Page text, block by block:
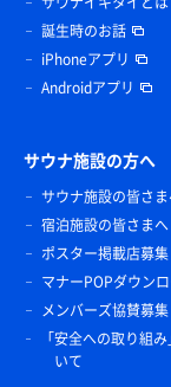
誕生時のお話
iPhoneアプリ
Androidアプリ
サウナ施設の方へ
サウナ施設の皆さ
宿泊施設の皆さまへ
ポスター掲載店募集
マナーPOPダウン
メンバーズ協賛募集
「安全への取り組
いて